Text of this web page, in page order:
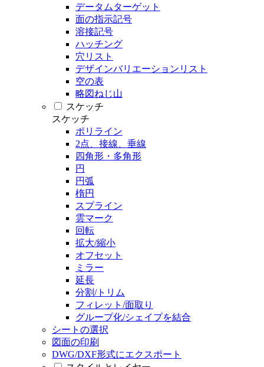
データムターゲット
面の指示記号
溶接記号
ハッチング
穴リスト
デザインバリエーションリスト
空の表
略図ねじ山
スケッチ
スケッチ
ポリライン
2点、接線、垂線
四角形・多角形
円
円弧
楕円
スプライン
雲マーク
回転
拡大/縮小
オフセット
ミラー
延長
分割/トリム
フィレット/面取り
グループ化/シェイプを結合
シートの選択
図面の印刷
DWG/DXF形式にエクスポート